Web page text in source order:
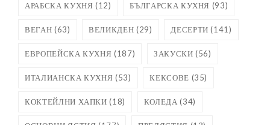
АРАБСКА КУХНЯ (12) БЪЛГАРСКА КУХНЯ (93)
ВЕГАН (63) ВЕЛИКДЕН (29) ДЕСЕРТИ (141)
ЕВРОПЕЙСКА КУХНЯ (187) ЗАКУСКИ (56)
ИТАЛИАНСКА КУХНЯ (53) КЕКСОВЕ (35)
КОКТЕЙЛНИ ХАПКИ (18) КОЛЕДА (34)